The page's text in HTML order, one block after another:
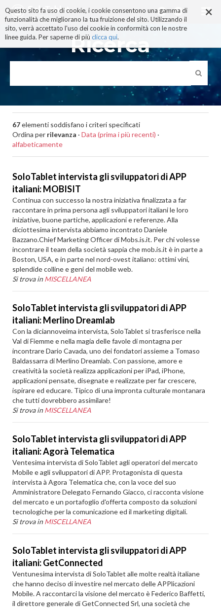
×
Questo sito fa uso di cookie, i cookie consentono una gamma di
funzionalità che migliorano la tua fruizione del sito. Utilizzando il
sito, verrà accettato l'uso dei cookie in conformità con le nostre
linee guida. Per saperne di più clicca qui.
ai
contenuti.
|
alla
navigazione
Ricerca
67elementi soddisfano i criteri specificati
Ordina per rilevanza · Data (prima i più recenti) ·
alfabeticamente
SoloTablet intervista gli sviluppatori di APP
italiani: MOBISIT
Continua con successo la nostra iniziativa finalizzata a far
raccontare in prima persona agli sviluppatori italiani le loro
iniziative, buone partiche, applicazioni e referenze. Alla
diciottesima intervista abbiamo incontrato Daniele
Bazzano.Chief Marketing Officer di Mobs.is.it. Per chi volesse
incontrare il team della società sappia che mob.is.it è in parte a
Boston, USA, e in parte nel nord-ovest italiano: ottimi vini,
splendide colline e geni del mobile web.
Si trova in MISCELLANEA
SoloTablet intervista gli sviluppatori di APP
italiani: Merlino Dreamlab
Con la diciannoveima intervista, SoloTablet si trasferisce nella
Val di Fiemme e nella magia delle favole di montagna per
incontrare Dario Cavada, uno dei fondatori assieme a Tomaso
Baldassarra di Merlino Dreamlab. Con passione, amore e
creatività la società realizza applicazioni per iPad, iPhone,
applicazioni pensate, disegnate e realizzate per far crescere,
ispirare ed educare. Tipico di una impronta culturale montanara
che tutti dovrebbero assimilare!
Si trova in MISCELLANEA
SoloTablet intervista gli sviluppatori di APP
italiani: Agorà Telematica
Ventesima intervista di SoloTablet agli operatori del mercato
Mobile e agli sviluppatori di APP. Protagonista di questa
intervista à Agora Telematica che, con la voce del suo
Amministratore Delegato Fernando Giacco, ci racconta visione
del mercato e un portafoglio d'offerta composto da soluzioni
tecnologiche per la comunicazione ed il marketing digitali.
Si trova in MISCELLANEA
SoloTablet intervista gli sviluppatori di APP
italiani: GetConnected
Ventunesima intervista di SoloTablet alle molte realtà italiane
che hanno deciso di investire nel mercato delle APPlicazioni
Mobile. A raccontarci la visione del mercato è Federico Baffetti,
il direttore generale di GetConnected Srl, una società che